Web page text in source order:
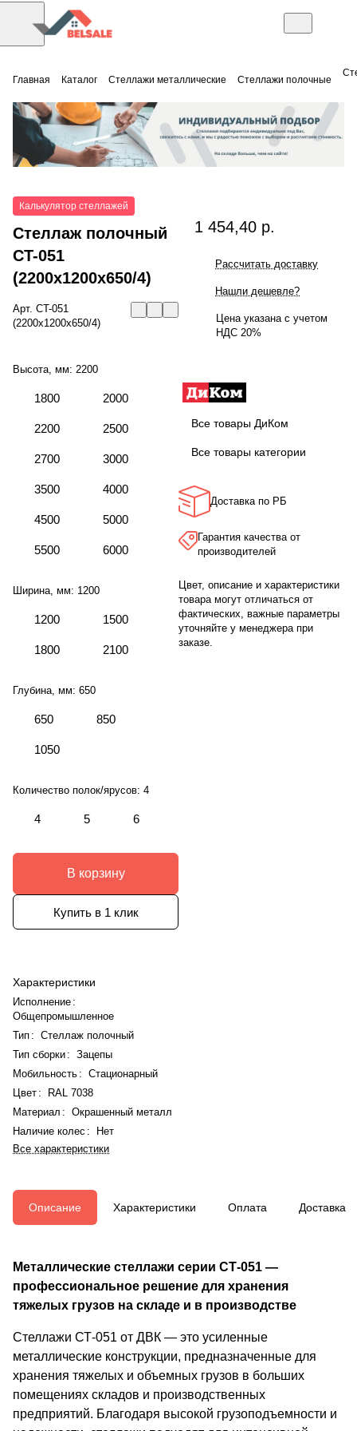
Главная Каталог Стеллажи металлические Стеллажи полочные
Калькулятор стеллажей
Стеллаж полочный
СT-051
(2200x1200x650/4)
Арт. СT-051
(2200x1200x650/4)
Высота, мм: 2200
1800 2000
2200 2500
2700 3000
3500 4000
4500 5000
5500 6000
Ширина, мм: 1200
1200 1500
1800 2100
Глубина, мм: 650
650 850
1050
Количество полок/ярусов: 4
4 5 6
В корзину
Купить в 1 клик
Характеристики
Исполнение :
Общепромышленное
Тип : Стеллаж полочный
Тип сборки: Зацепы
Мобильность : Стационарный
Цвет :
RAL 7038
Материал : Окрашенный металл
Наличие колес :
Нет
Все характеристики
1 454,40 р.
Рассчитать доставку
Нашли дешевле?
Цена указана с учетом
НДС 20%
Все товары ДиКом
Все товары категории
Доставка по РБ
Гарантия качества от
производителей
Цвет, описание и характеристики
товара могут отличаться от
фактических, важные параметры
уточняйте у менеджера при
заказе.
Описание Характеристики Оплата Доставка
Металлические стеллажи серии СТ-051 —
профессиональное решение для хранения
тяжелых грузов на складе и в производстве
Стеллажи СТ-051 от ДВК — это усиленные
металлические конструкции, предназначенные для
хранения тяжелых и объемных грузов в больших
помещениях складов и производственных
предприятий. Благодаря высокой грузоподъемности и